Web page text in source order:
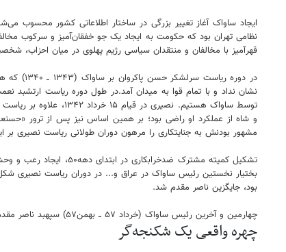
ایجاد ساواک آغاز تغییر بزرگی در ساختار اطلاعاتی کشور
قهرآمیز با مخالفان و منتقدان سیاسی رژیم ‌پهلوی در میان احزاب،
توسط ساواک هستیم.
و شاه از عملکرد او راضی بود؛ بر همین اساس نیز پس از ترور
مشهور بودنش به جنایتکاری را مرهون دوران طولانی ریاست نصیری بر
تشکیل کمیته مشترک
بختیار نخستین رئیس ساواک در عراق و... در دوران ریاست نصیری
بود، جایگزین ناصر مقدم شد.
چهارمین و آخرین رئیس ساواک (خرداد ۵۷ ــ بهمن۵۷) سپهبد ناصر مقدم به ریاست ساواک منصوب شد که در موج انقلابی مردم ایران قرار گرفت و سال ۵۸ به دار مجازات آویخته شد.
چهره واقعی یک شکنجه‌گر